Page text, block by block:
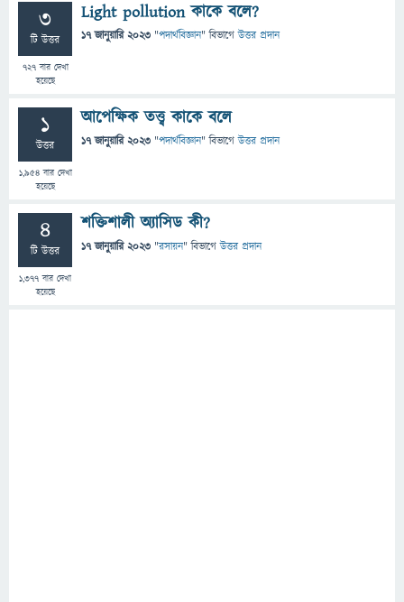
3
টি উত্তর
727বার দেখা
হয়েছে
Light pollution কাকে বলে?
17 জানুয়ারি 2023 "পদার্থবিজ্ঞান" বিভাগে উত্তর প্রদান
1
উত্তর
1,954বার দেখা
হয়েছে
আপেক্ষিক তত্ত্ব কাকে বলে
17 জানুয়ারি 2023 "পদার্থবিজ্ঞান" বিভাগে উত্তর প্রদান
4
টি উত্তর
1,377 বার দেখা
হয়েছে
শক্তিশালী অ্যাসিড কী?
17 জানুয়ারি 2023 "রসায়ন" বিভাগে উত্তর প্রদান